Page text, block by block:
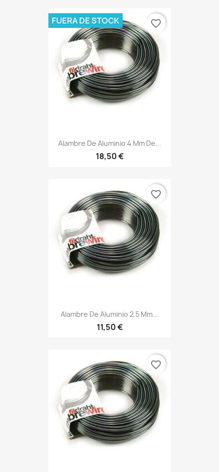
Alambre De Aluminio 4 Mm De...
18,50 €
FUERA DE STOCK favorite_border
Alambre De Aluminio 2,5 Mm...
11,50 €
favorite_border
favorite_border